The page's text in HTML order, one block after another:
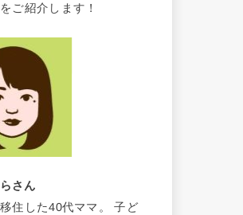
ご紹介します！
さん
住した40代ママ。 子ど